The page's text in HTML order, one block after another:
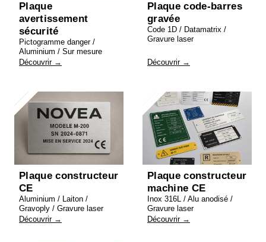
Plaque
avertissement
sécurité
Pictogramme danger /
Aluminium / Sur mesure
Découvrir →
Plaque code-barres
gravée
Code 1D / Datamatrix /
Gravure laser
Découvrir →
Plaque constructeur
CE
Aluminium / Laiton /
Gravoply / Gravure laser
Découvrir →
Plaque constructeur
machine CE
Inox 316L / Alu anodisé /
Gravure laser
Découvrir →